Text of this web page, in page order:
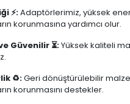
⚡:Adaptörlerimiz, yüksek
korunmasına yardımcı olur.
Güvenilir ⏳:Yüksek kaliteli
♻️:Geri dönüştürülebilir
korunmasını destekler.